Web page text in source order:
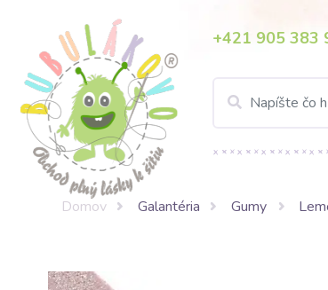
+421 905 383
Domov Galantéria Gumy